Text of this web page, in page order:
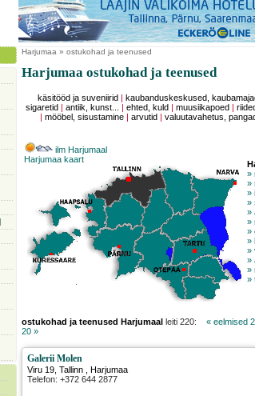
Harjumaa » ostukohad ja teenused
Harjumaa ostukohad ja teenused
käsitööd ja suveniirid kaubanduskeskused,
sigaretid
|antiik, kunst... |ehted, kuld |muusiikapoed |
|mööbel, sisustamine |arvutid |valuutavahetus,
ilm Harjumaal
Harjumaa kaart
»
»
»
»
»
»
»
»
»
»
»
»
ostukohad ja teenused Harjumaal leiti 220: « eelmised
20 »
Galerii Molen
Viru 19 ,Tallinn , Harjumaa
Telefon: +372 644 2877